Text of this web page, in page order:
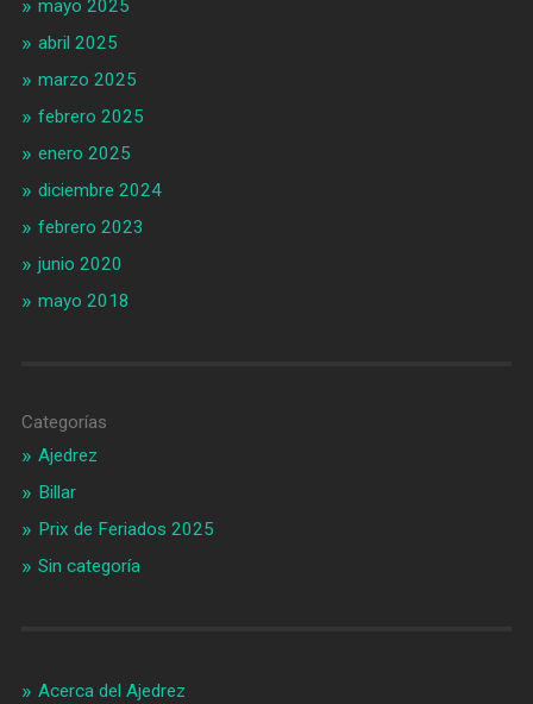
mayo 2025
abril 2025
marzo 2025
febrero 2025
enero 2025
diciembre 2024
febrero 2023
junio 2020
mayo 2018
Categorías
Ajedrez
Billar
Prix de Feriados 2025
Sin categoría
Acerca del Ajedrez